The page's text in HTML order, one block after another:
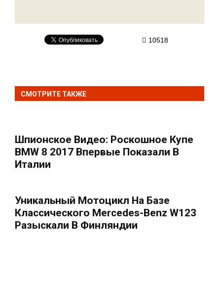
10518
СМОТРИТЕ ТАКЖЕ
Шпионское Видео: Роскошное Купе
BMW 8 2017 Впервые Показали В
Италии
Уникальный Мотоцикл На Базе
Классического Mercedes-Benz W123
Разыскали В Финляндии